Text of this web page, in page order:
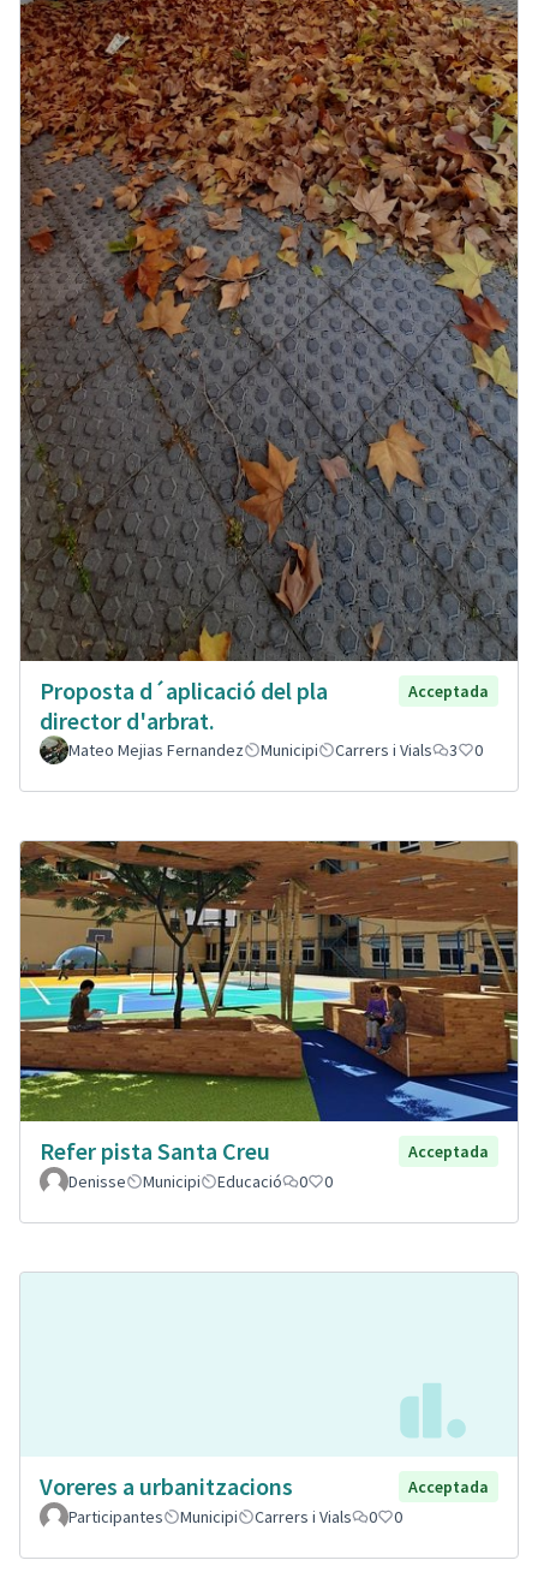
Proposta d´aplicació del pla
director d'arbrat.
Acceptada
Mateo Mejias Fernandez Municipi Carrers i Vials 3 0
Refer pista Santa Creu
Acceptada
Denisse
Municipi Educació 0 0
Voreres a urbanitzacions
Acceptada
Participantes
Municipi Carrers i Vials 0 0